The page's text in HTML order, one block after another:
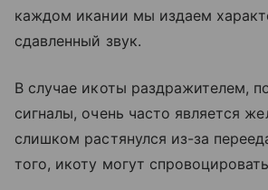
каждом икании мы издаем
сдавленный звук.
В случае икоты раздражителем,
сигналы, очень часто является
слишком растянулся из-за
того, икоту могут